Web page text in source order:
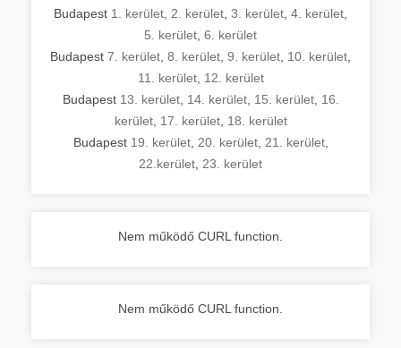
Budapest 1. kerület 2. kerület 3. kerület 4. kerület
5. kerület 6. kerület
Budapest 7. kerület 8. kerület 9. kerület 10. kerület
11. kerület, 12. kerület
Budapest 13. kerület, 14. kerület, 15. kerület, 16.
kerület, 17. kerület, 18. kerület
Budapest 19. kerület, 20. kerület, 21. kerület,
22.kerület 23. kerület
Nem működő CURL function.
Nem működő CURL function.